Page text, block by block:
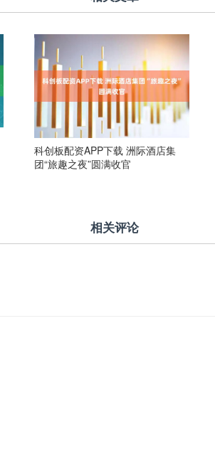
科创板配资APP下载 洲际酒店集
团“旅趣之夜”圆满收官
相关评论